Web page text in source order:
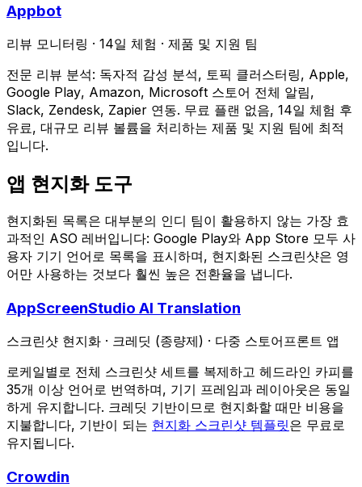
Appbot
리뷰 모니터링 · 14일 체험 · 제품 및 지원 팀
전문 리뷰 분석: 독자적 감성 분석, 토픽 클러스터링, Apple,
Google Play, Amazon, Microsoft 스토어 전체 알림,
Slack, Zendesk, Zapier 연동. 무료 플랜 없음, 14일 체험 후
유료, 대규모 리뷰 볼륨을 처리하는 제품 및 지원 팀에 최적
입니다.
앱 현지화 도구
현지화된 목록은 대부분의 인디 팀이 활용하지 않는 가장 효
과적인 ASO 레버입니다: Google Play와 App Store 모두 사
용자 기기 언어로 목록을 표시하며, 현지화된 스크린샷은 영
어만 사용하는 것보다 훨씬 높은 전환율을 냅니다.
AppScreenStudio AI Translation
스크린샷 현지화 · 크레딧 (종량제) · 다중 스토어프론트 앱
로케일별로 전체 스크린샷 세트를 복제하고 헤드라인 카피를
35개 이상 언어로 번역하며, 기기 프레임과 레이아웃은 동일
하게 유지합니다. 크레딧 기반이므로 현지화할 때만 비용을
지불합니다, 기반이 되는 현지화 스크린샷 템플릿은 무료로
유지됩니다.
Crowdin